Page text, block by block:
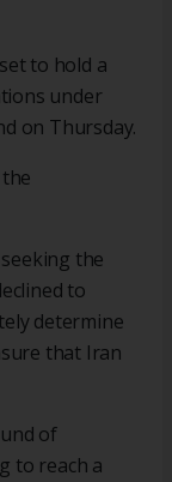
to hold a
under
on Thursday.
the
to
determine
that Iran
of
to reach a